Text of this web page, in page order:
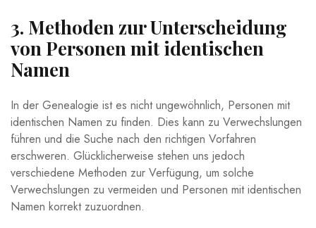
3. Methoden zur Unterscheidung
von Personen mit identischen
Namen
In der Genealogie ist es nicht ungewöhnlich, Personen mit
identischen Namen zu finden. Dies kann zu Verwechslungen
führen und die Suche nach den richtigen Vorfahren
erschweren. Glücklicherweise stehen uns jedoch
verschiedene Methoden zur Verfügung, um solche
Verwechslungen zu vermeiden und Personen mit identischen
Namen korrekt zuzuordnen.